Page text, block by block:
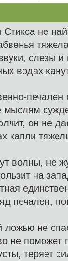
Стикса не
слезы
водах
печален
мыслям
он не
капли
волны, не
на
печален,
ложью не
не поможет
теряет